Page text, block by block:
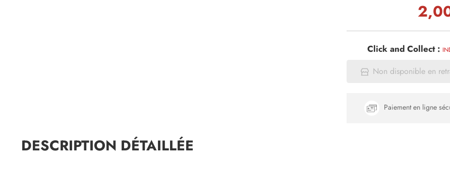
Click and Collect :
Non disponible en
Paiement en ligne
DESCRIPTION DÉTAILLÉE